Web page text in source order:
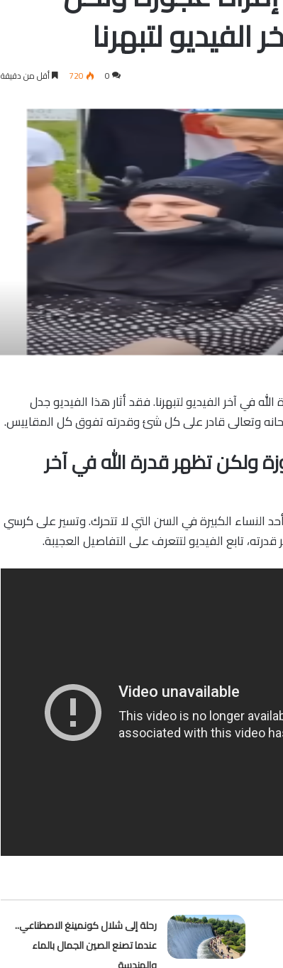
لتبهرنا
0
720 أقل من دقيقة
في آخر الفيديو لتبهرنا. فقد أثار هذا الفيديو جدل
وتعالى قادر على كل شئ وقدرته تفوق كل المقاييس.
ولكن تظهر قدرة الله في آخر
النساء الكبيرة في السن التي لا تتحرك. وتسير على كرسي
تابع الفيديو لتتعرف على التفاصيل العجيبة.
رحلة إلى شلال كونمينغ الاصطناعي..
عندما تصنع الصين الجمال بالماء